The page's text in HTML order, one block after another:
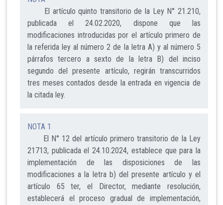
El artículo quinto transitorio de la Ley N° 21.210,
publicada el 24.02.2020, dispone que las
modificaciones introducidas por el artículo primero de
la referida ley al número 2 de la letra A) y al número 5
párrafos tercero a sexto de la letra B) del inciso
segundo del presente artículo, regirán transcurridos
tres meses contados desde la entrada en vigencia de
la citada ley.
NOTA 1
El N° 12 del artículo primero transitorio de la Ley
21713, publicada el 24.10.2024, establece que para la
implementación de las disposiciones de las
modificaciones a la letra b) del presente artículo y el
artículo 65 ter, el Director, mediante resolución,
establecerá el proceso gradual de implementación,